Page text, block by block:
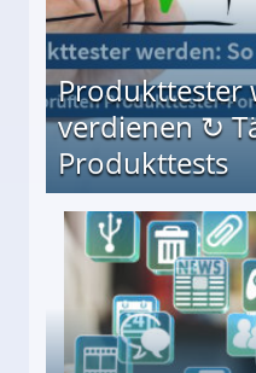
Produkttester
verdienen ↻
Produkttests
↻ Täglich neue Produkttests